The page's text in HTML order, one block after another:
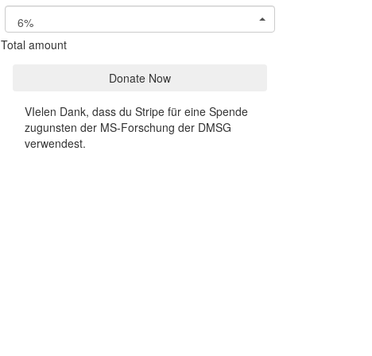
6%
Total amount
Donate Now
VIelen Dank, dass du Stripe für eine Spende
zugunsten der MS-Forschung der DMSG
verwendest.